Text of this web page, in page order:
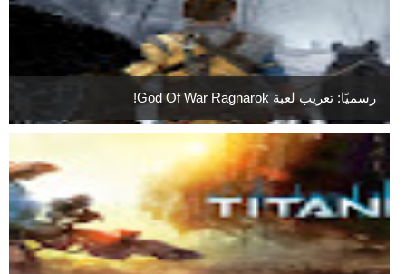
رسميًا: تعريب لعبة God Of War Ragnarok!